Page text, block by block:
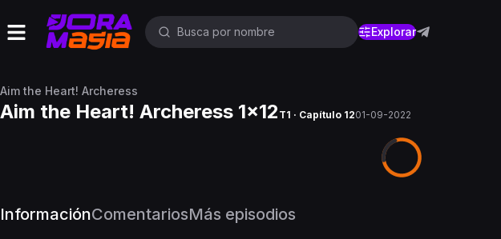
Explorar
Aim the Heart! Archeress
Aim the Heart! Archeress 1x12 T1 · Capítulo 1201-09-2022
InformaciónComentariosMás episodios